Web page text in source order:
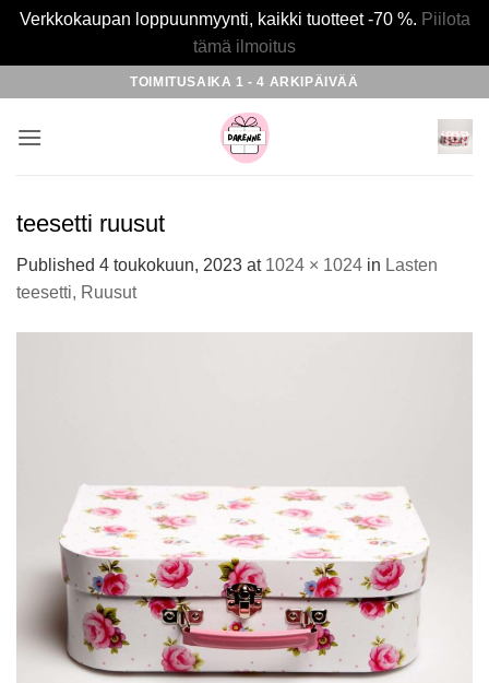
Verkkokaupan loppuunmyynti, kaikki tuotteet -70 %. Piilota
tämä ilmoitus
content
TOIMITUSAIKA 1 - 4 ARKIPÄIVÄÄ
teesetti ruusut
Published 4 toukokuun, 2023 at 1024 × 1024 in Lasten
teesetti, Ruusut